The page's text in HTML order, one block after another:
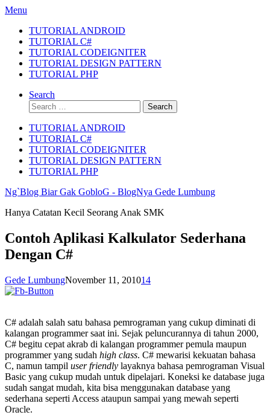
Skip
content
Menu
TUTORIAL ANDROID
TUTORIAL C#
TUTORIAL CODEIGNITER
TUTORIAL DESIGN PATTERN
TUTORIAL PHP
Search
Search
for:
TUTORIAL ANDROID
TUTORIAL C#
TUTORIAL CODEIGNITER
TUTORIAL DESIGN PATTERN
TUTORIAL PHP
Ng`Blog Biar Gak GobloG - BlogNya Gede Lumbung
Hanya Catatan Kecil Seorang Anak SMK
Contoh Aplikasi Kalkulator Sederhana
Dengan C#
Gede LumbungNovember 11, 201014
C# adalah salah satu bahasa pemrograman yang cukup diminati di
kalangan programmer saat ini. Sejak peluncurannya di tahun 2000,
C# begitu cepat akrab di kalangan programmer pemula maupun
programmer yang sudah high class. C# mewarisi kekuatan bahasa
C, namun tampil user friendly layaknya bahasa pemrograman Visual
Basic yang cukup mudah untuk dipelajari. Koneksi ke database juga
sudah sangat mudah, kita bisa menggunakan database yang
sederhana seperti Access ataupun sampai yang mewah seperti
Oracle.